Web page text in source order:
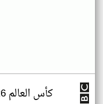
كأس العالم 2026